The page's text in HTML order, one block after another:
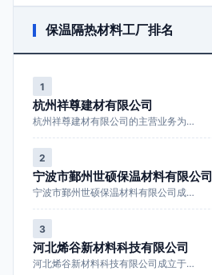
保温隔热材料工厂排名
1
杭州祥尊建材有限公司
杭州祥尊建材有限公司的主营业务为…
2
宁波市鄞州世硕保温材料有限公司
宁波市鄞州世硕保温材料有限公司成…
3
河北烯谷新材料科技有限公司
河北烯谷新材料科技有限公司成立于…